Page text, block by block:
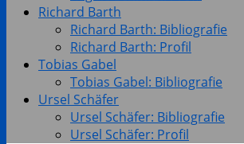
Richard Barth
Richard Barth: Bibliografie
Richard Barth: Profil
Tobias Gabel
Tobias Gabel: Bibliografie
Ursel Schäfer
Ursel Schäfer: Bibliografie
Ursel Schäfer: Profil